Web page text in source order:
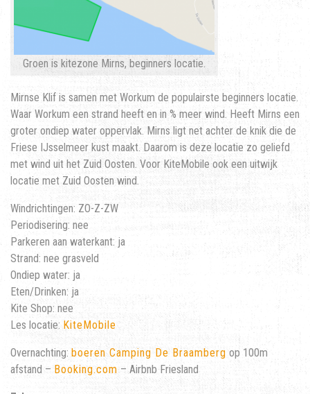
Groen is kitezone Mirns, beginners locatie.
Mirnse Klif is samen met Workum de populairste beginners locatie.
Waar Workum een strand heeft en in % meer wind. Heeft Mirns een
groter ondiep water oppervlak. Mirns ligt net achter de knik die de
Friese IJsselmeer kust maakt. Daarom is deze locatie zo geliefd
met wind uit het Zuid Oosten. Voor KiteMobile ook een uitwijk
locatie met Zuid Oosten wind.
Windrichtingen: ZO-Z-ZW
Periodisering: nee
Parkeren aan waterkant: ja
Strand: nee grasveld
Ondiep water: ja
Eten/Drinken: ja
Kite Shop: nee
Les locatie: KiteMobile
Overnachting: boeren Camping De Braamberg op 100m
afstand – Booking.com – Airbnb Friesland